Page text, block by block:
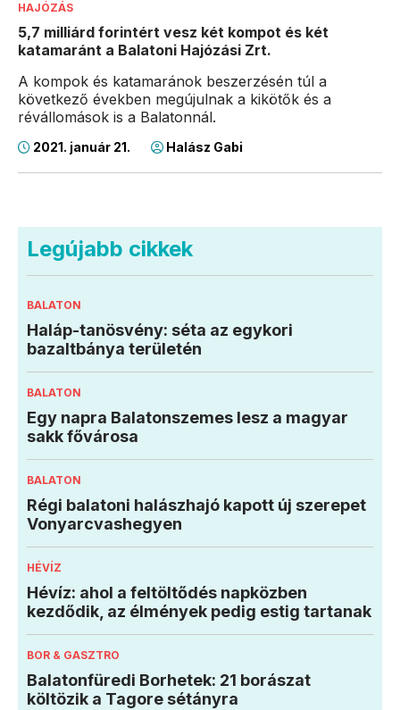
HAJÓZÁS
5,7 milliárd forintért vesz két kompot és két
katamaránt a Balatoni Hajózási Zrt.
A kompok és katamaránok beszerzésén túl a
következő években megújulnak a kikötők és a
révállomások is a Balatonnál.
2021. január 21. Halász Gabi
Legújabb cikkek
BALATON
Haláp-tanösvény: séta az egykori
bazaltbánya területén
BALATON
Egy napra Balatonszemes lesz a magyar
sakk fővárosa
BALATON
Régi balatoni halászhajó kapott új szerepet
Vonyarcvashegyen
HÉVÍZ
Hévíz: ahol a feltöltődés napközben
kezdődik, az élmények pedig estig tartanak
BOR & GASZTRO
Balatonfüredi Borhetek: 21 borászat
költözik a Tagore sétányra